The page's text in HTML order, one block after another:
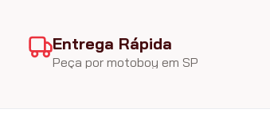
Entrega Rápida
Peça por motoboy em SP